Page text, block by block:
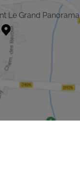
Le Grand Panorama